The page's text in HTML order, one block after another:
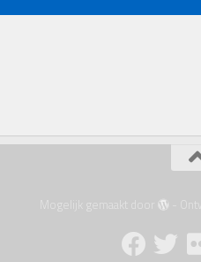
Mogelijk gemaakt door -